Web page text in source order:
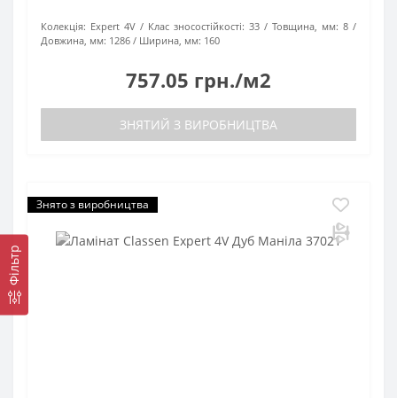
Фільтр
Колекція: Expert 4V Клас зносостійкості: 33 Товщина, мм: 8
Довжина, мм: 1286 Ширина, мм: 160
757.05 грн./м2
ЗНЯТИЙ З ВИРОБНИЦТВА
Знято з виробництва